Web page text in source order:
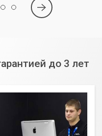
до 3 лет